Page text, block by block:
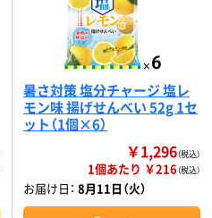
暑さ対策 塩分チャージ 塩レ
モン味 揚げせんべい 52g 1セ
ット（1個×6）
￥1,296（税込）
1個あたり ￥216（税込）
お届け日： 8月11日（火）